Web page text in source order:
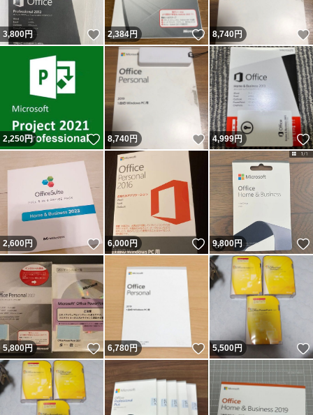
3,800円 いいね！
2,384円 いいね！
8,740円
2,250円 いいね！
8,740円 いいね！
4,999円
2,600円 いいね！
6,000円 いいね！
9,800円
5,800円 いいね！
6,780円 いいね！
5,500円